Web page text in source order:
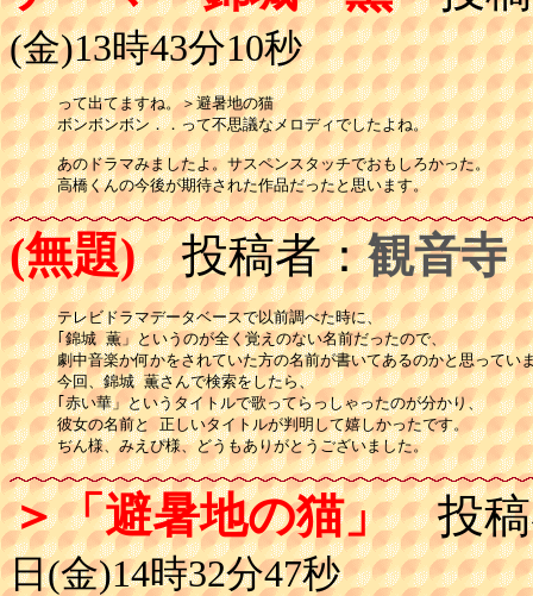
(金)13時43分10秒
って出てますね。＞避暑地の猫
ボンボンボン．．って不思議なメロディでしたよね。
あのドラマみましたよ。サスペンスタッチでおもしろかった。
高橋くんの今後が期待された作品だったと思います。
(無題)投稿者：観音寺
テレビドラマデータベースで以前調べた時に、
｢錦城 薫」というのが全く覚えのない名前だったので、
劇中音楽か何かをされていた方の名前が書いてあるのかと思ってい
今回、錦城 薫さんで検索をしたら、
｢赤い華」というタイトルで歌ってらっしゃったのが分かり、
彼女の名前と 正しいタイトルが判明して嬉しかったです。
ぢん様、みえぴ様、どうもありがとうございました。
＞「避暑地の猫」投稿
日(金)14時32分47秒